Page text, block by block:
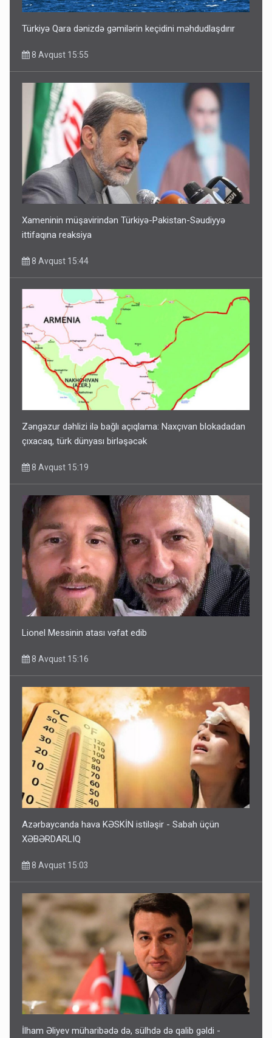
Türkiyə Qara dənizdə gəmilərin keçidini məhdudlaşdırır
8 Avqust 15:55
Xameninin müşavirindən Türkiyə-Pakistan-Səudiyyə
ittifaqına reaksiya
8 Avqust 15:44
Zəngəzur dəhlizi ilə bağlı açıqlama: Naxçıvan blokadadan
çıxacaq, türk dünyası birləşəcək
8 Avqust 15:19
Lionel Messinin atası vəfat edib
8 Avqust 15:16
Azərbaycanda hava KƏSKİN istiləşir - Sabah üçün
XƏBƏRDARLIQ
8 Avqust 15:03
İlham Əliyev müharibədə də, sülhdə də qalib gəldi -